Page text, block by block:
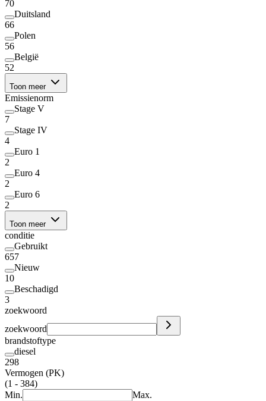
70
Duitsland
66
Polen
56
België
52
Toon meer
Emissienorm
Stage V
7
Stage IV
4
Euro 1
2
Euro 4
2
Euro 6
2
Toon meer
conditie
Gebruikt
657
Nieuw
10
Beschadigd
3
zoekwoord
zoekwoord
brandstoftype
diesel
298
Vermogen (PK)
(1 - 384)
Min.
Max.